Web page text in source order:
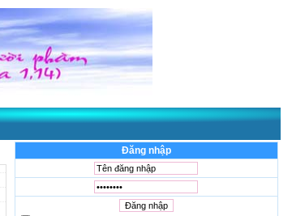
Đăng nhập